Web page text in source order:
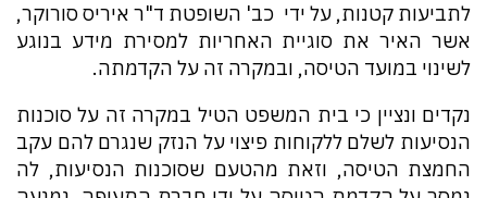
לתביעות קטנות, על ידי כב' השופטת ד"ר איריס סורוקר,
אשר האיר את סוגיית האחריות למסירת מידע בנוגע
לשינוי במועד הטיסה, ובמקרה זה על הקדמתה.
נקדים ונציין כי בית המשפט הטיל במקרה זה על סוכנות
הנסיעות לשלם ללקוחות פיצוי על הנזק שנגרם להם עקב
החמצת הטיסה, וזאת מהטעם שסוכנות הנסיעות, לה